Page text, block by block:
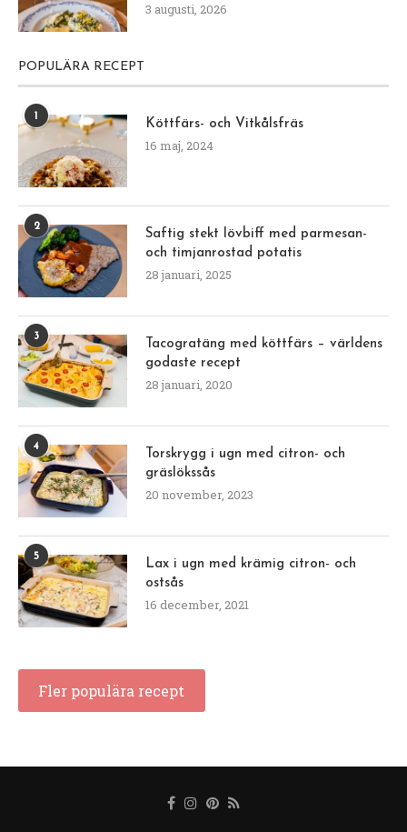
3 augusti, 2026
POPULÄRA RECEPT
1
Köttfärs- och Vitkålsfräs
16 maj, 2024
2
Saftig stekt lövbiff med parmesan-
och timjanrostad potatis
28 januari, 2025
3
Tacogratäng med köttfärs – världens
godaste recept
28 januari, 2020
4
Torskrygg i ugn med citron- och
gräslökssås
20 november, 2023
5
Lax i ugn med krämig citron- och
ostsås
16 december, 2021
Fler populära recept